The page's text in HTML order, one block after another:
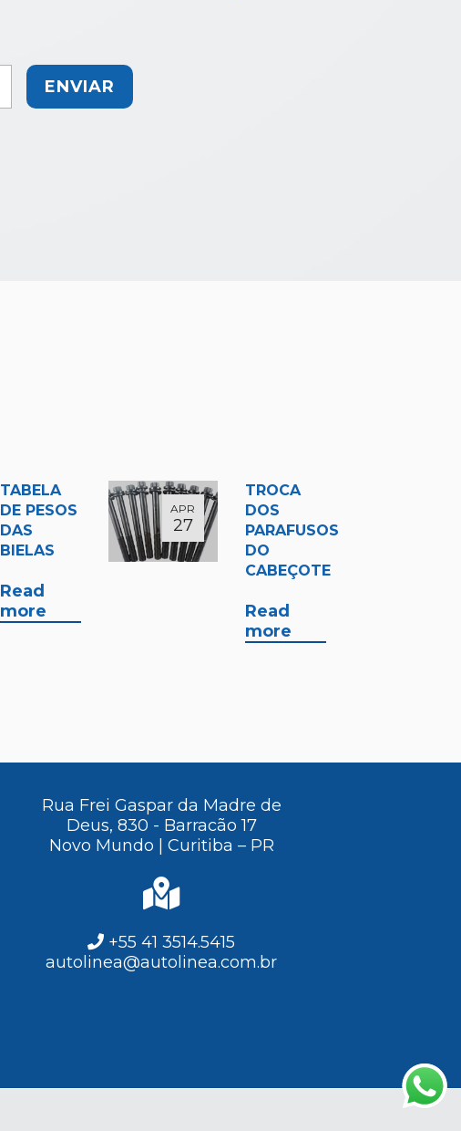
TABELA
DE PESOS
DAS
BIELAS
Read
more
APR
27
TROCA
DOS
PARAFUSOS
DO
CABEÇOTE
Read
more
Rua Frei Gaspar da Madre de
Deus, 830 - Barracão 17
Novo Mundo | Curitiba – PR
+55 41 3514.5415
autolinea@autolinea.com.br